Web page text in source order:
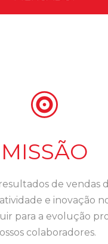
MISSÃO
de vendas
e inovação
para a evolução
colaboradores.